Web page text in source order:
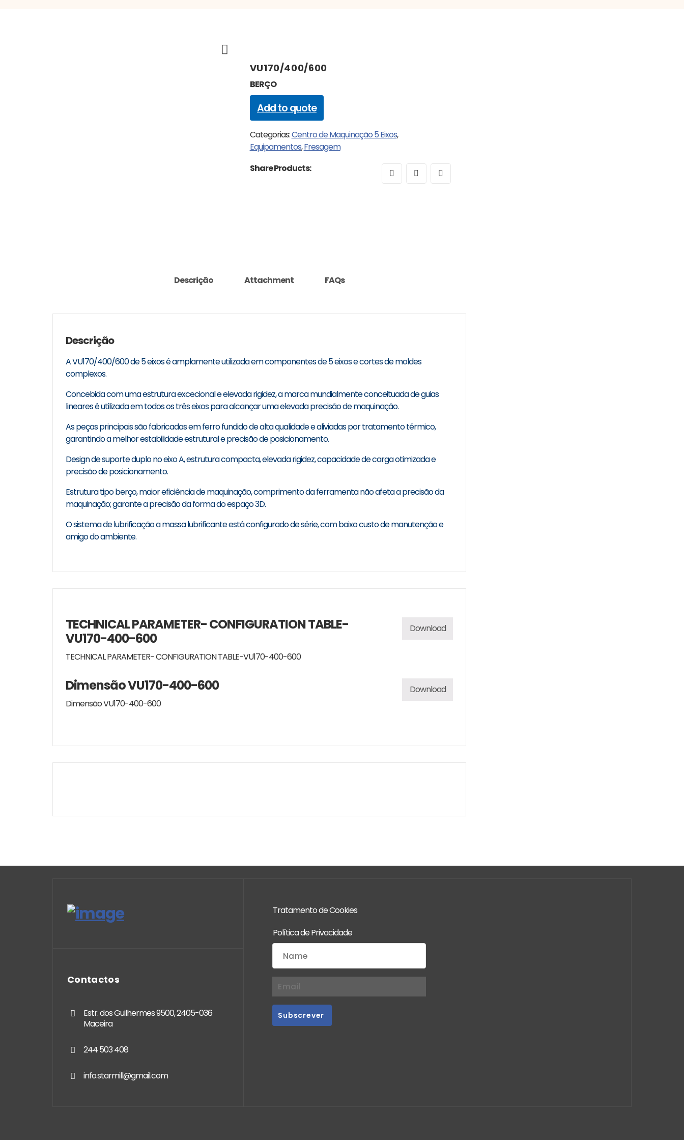
VU170/400/600
BERÇO
Add to quote
Categorias:Centro de Maquinação 5 Eixos,
Equipamentos,Fresagem
Share Products:
Descrição Attachment FAQs
Descrição
A VU170/400/600 de 5 eixos é amplamente utilizada em componentes de 5 eixos e cortes de moldes
complexos.
Concebida com uma estrutura excecional e elevada rigidez, a marca mundialmente conceituada de guias
lineares é utilizada em todos os três eixos para alcançar uma elevada precisão de maquinação.
As peças principais são fabricadas em ferro fundido de alta qualidade e aliviadas por tratamento térmico,
garantindo a melhor estabilidade estrutural e precisão de posicionamento.
Design de suporte duplo no eixo A, estrutura compacta, elevada rigidez, capacidade de carga otimizada e
precisão de posicionamento.
Estrutura tipo berço, maior eficiência de maquinação, comprimento da ferramenta não afeta a precisão da
maquinação; garante a precisão da forma do espaço 3D.
O sistema de lubrificação a massa lubrificante está configurado de série, com baixo custo de manutenção e
amigo do ambiente.
TECHNICAL PARAMETER- CONFIGURATION TABLE-
VU170-400-600
Download
TECHNICAL PARAMETER- CONFIGURATION TABLE-VU170-400-600
Dimensão VU170-400-600
Download
Dimensão VU170-400-600
Contactos
Estr. dos Guilhermes 9500, 2405-036
Maceira
244 503 408
info.starmill@gmail.com
Tratamento de Cookies
Política de Privacidade